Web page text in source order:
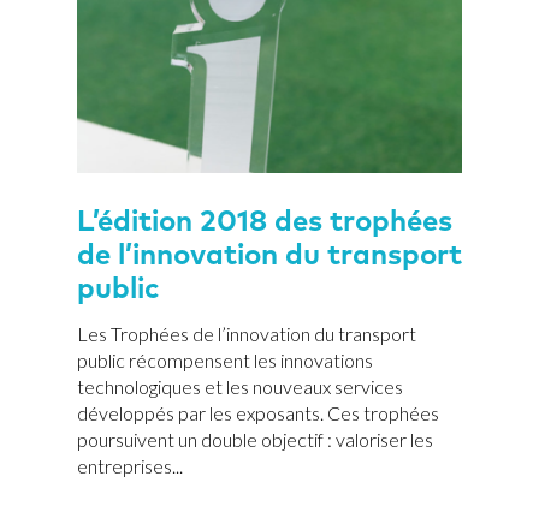
L’édition 2018 des trophées
de l’innovation du transport
public
Les Trophées de l’innovation du transport
public récompensent les innovations
technologiques et les nouveaux services
développés par les exposants. Ces trophées
poursuivent un double objectif : valoriser les
entreprises...